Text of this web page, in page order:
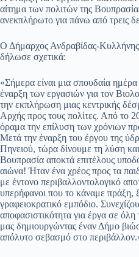
αίτημα των πολιτών της
ανεκπλήρωτο για πάνω από τρεις
​Ο Δήμαρχος Ανδραβίδας-
δήλωσε σχετικά:
​«Σήμερα είναι μια σπουδαία
έναρξη των εργασιών για τον
την εκπλήρωση μιας κεντρικής
Αρχής προς τους πολίτες. Από το
όραμα την επίλυση των χρόνιων
Μετά την έναρξη του έργου της
Πηνειού, τώρα δίνουμε τη λύση
Βουπρασία αποκτά επιτέλους
αιώνα! Ήταν ένα χρέος προς τα
με έντονο περιβαλλοντολογικό
υπερήφανοι που το κάναμε πράξη,
γραφειοκρατικό εμπόδιο.
αποφασιστικότητα για έργα σε όλη
μας δημιουργώντας έναν Δήμο
απόλυτο σεβασμό στο